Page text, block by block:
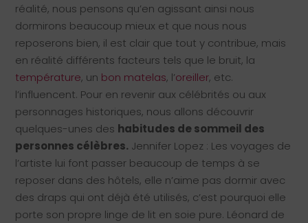
réalité, nous pensons qu’en agissant ainsi nous
dormirons beaucoup mieux et que nous nous
reposerons bien, il est clair que tout y contribue, mais
en réalité différents facteurs tels que le bruit, la
température, un bon matelas, l’oreiller, etc.
l’influencent. Pour en revenir aux célébrités ou aux
personnages historiques, nous allons découvrir
quelques-unes des habitudes de sommeil des
personnes célèbres. Jennifer Lopez : Les voyages de
l’artiste lui font passer beaucoup de temps à se
reposer dans des hôtels, elle n’aime pas dormir avec
des draps qui ont déjà été utilisés, c’est pourquoi elle
porte son propre linge de lit en soie pure. Léonard de